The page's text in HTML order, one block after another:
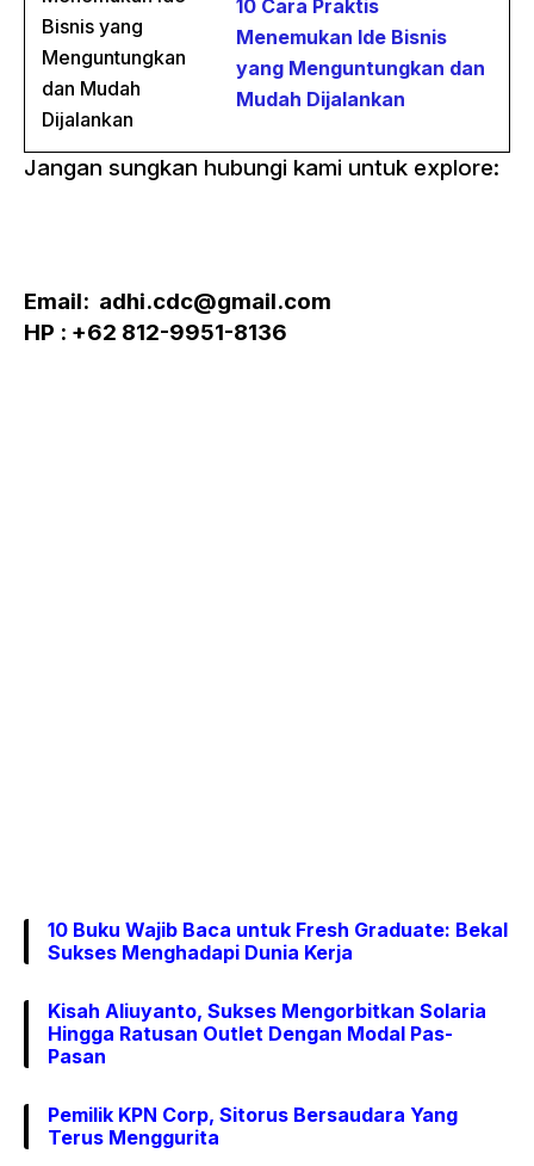
10 Cara Praktis
Menemukan Ide Bisnis
yang Menguntungkan dan
Mudah Dijalankan
Jangan sungkan hubungi kami untuk explore:
Email: adhi.cdc@gmail.com
HP : +62 812-9951-8136
10 Buku Wajib Baca untuk Fresh Graduate: Bekal
Sukses Menghadapi Dunia Kerja
Kisah Aliuyanto, Sukses Mengorbitkan Solaria
Hingga Ratusan Outlet Dengan Modal Pas-
Pasan
Pemilik KPN Corp, Sitorus Bersaudara Yang
Terus Menggurita